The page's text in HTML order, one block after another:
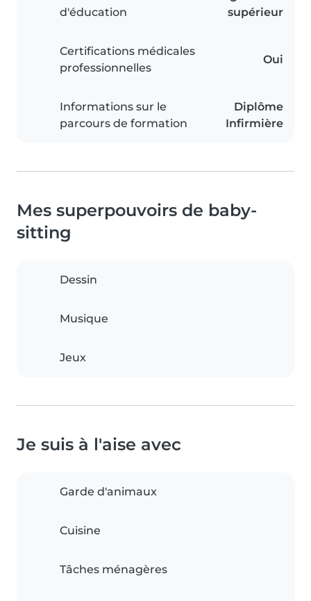
d'éducation
supérieur
Certifications médicales
professionnelles
Oui
Informations sur le
parcours de formation
Diplôme
Infirmière
Mes superpouvoirs de baby-
sitting
Dessin
Musique
Jeux
Je suis à l'aise avec
Garde d'animaux
Cuisine
Tâches ménagères